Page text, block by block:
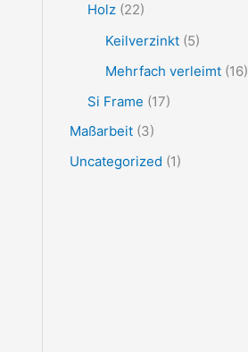
Holz (22)
Keilverzinkt (5)
Mehrfach verleimt (16)
Si Frame (17)
Maßarbeit (3)
Uncategorized (1)